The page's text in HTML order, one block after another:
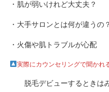
・肌が弱いけれど大丈夫？
・大手サロンとは何が違うの？
・火傷や肌トラブルが心配
実際にカウンセリングで聞かれ
脱毛デビューするときは